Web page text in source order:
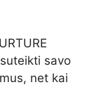
savo
net kai